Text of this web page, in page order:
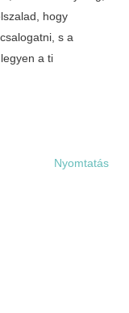
hogy
s a
a ti
Nyomtatás